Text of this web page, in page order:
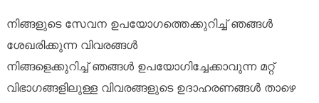
നിങ്ങളുടെ സേവന ഉപയോഗത്തെക്കുറിച്ച് ഞങ്ങൾ
ശേഖരിക്കുന്ന വിവരങ്ങൾ
നിങ്ങളെക്കുറിച്ച് ഞങ്ങൾ ഉപയോഗിച്ചേക്കാവുന്ന മറ്റ്
വിഭാഗങ്ങളിലുള്ള വിവരങ്ങളുടെ ഉദാഹരണങ്ങൾ താഴെ